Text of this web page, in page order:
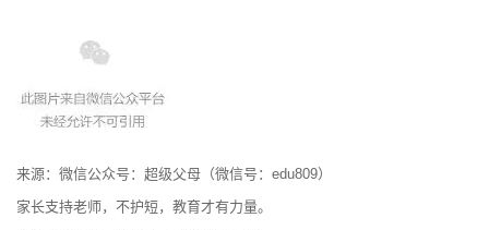
来源：微信公众号：超级父母（微信号：edu809）
家长支持老师，不护短，教育才有力量。